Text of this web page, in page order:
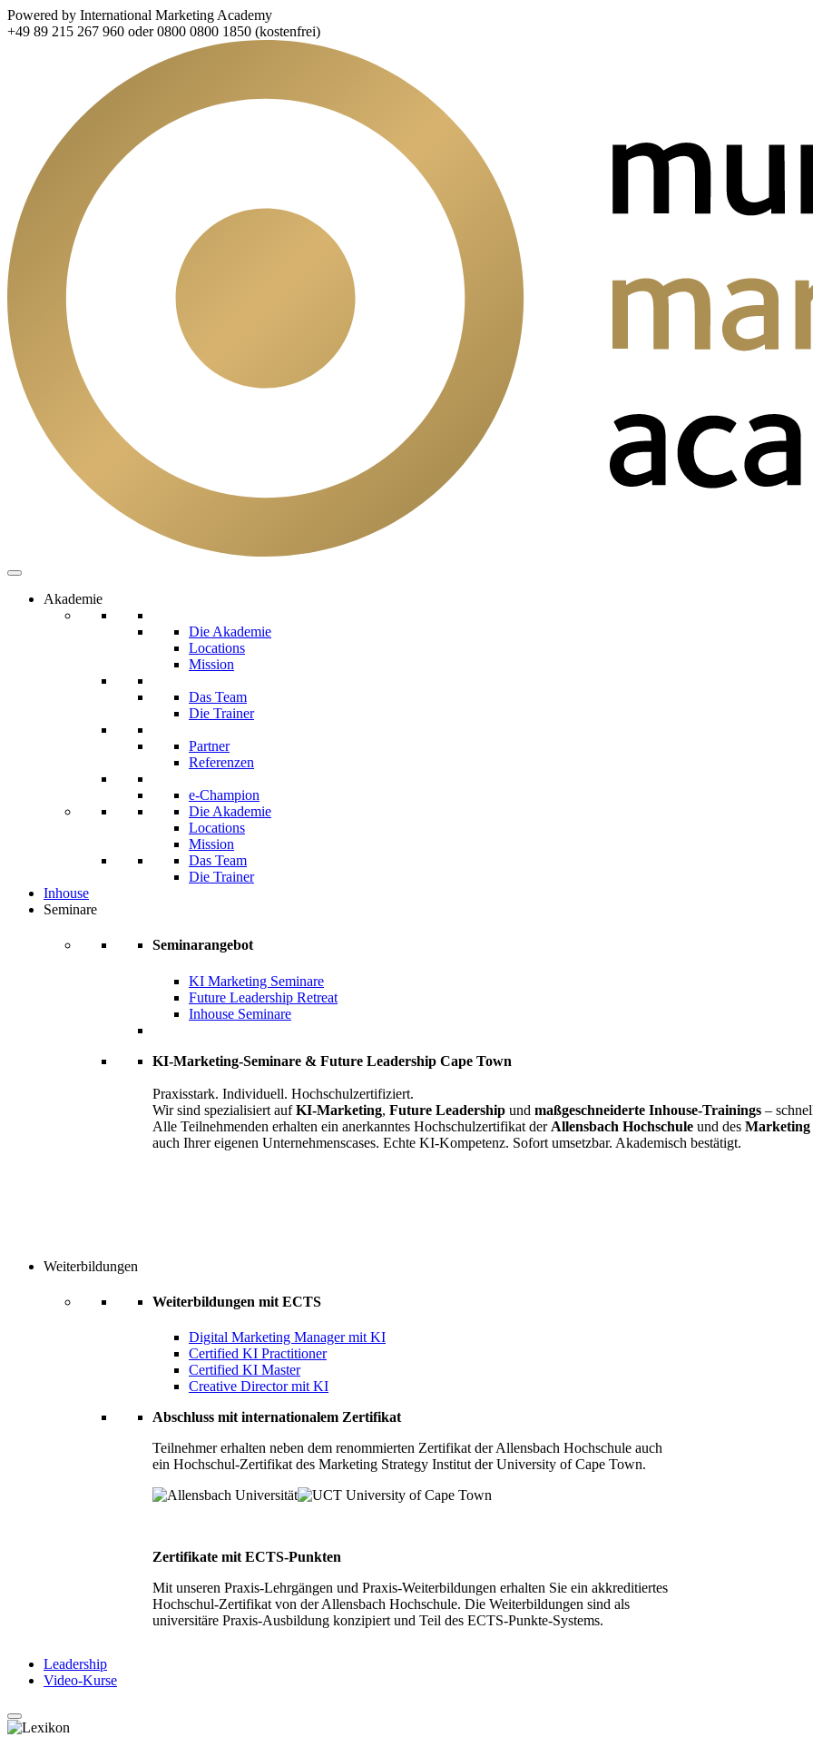
Powered by International Marketing Academy
+49 89 215 267 960 oder 0800 0800 1850 (kostenfrei)
Akademie
Die Akademie
Locations
Mission
Das Team
Die Trainer
Partner
Referenzen
e-Champion
Die Akademie
Locations
Mission
Das Team
Die Trainer
Inhouse
Seminare
Seminarangebot
KI Marketing Seminare
Future Leadership Retreat
Inhouse Seminare
KI-Marketing-Seminare & Future Leadership Cape Town
Praxisstark. Individuell. Hochschulzertifiziert.
Wir sind spezialisiert aufKI-Marketing, Future Leadership und maßgeschneiderte Inhouse-Trainings –
Alle Teilnehmenden erhalten ein anerkanntes Hochschulzertifikat der Allensbach Hochschule und des Marketing
auch Ihrer eigenen Unternehmenscases. Echte KI-Kompetenz. Sofort umsetzbar. Akademisch bestätigt.
Weiterbildungen
Weiterbildungen mit ECTS
Digital Marketing Manager mit KI
Certified KI Practitioner
Certified KI Master
Creative Director mit KI
Abschluss mit internationalem Zertifikat
Teilnehmer erhalten neben dem renommierten Zertifikat der Allensbach Hochschule auch
ein Hochschul-Zertifikat des Marketing Strategy Institut der University of Cape Town.
Zertifikate mit ECTS-Punkten
Mit unseren Praxis-Lehrgängen und Praxis-Weiterbildungen erhalten Sie ein akkreditiertes
Hochschul-Zertifikat von der Allensbach Hochschule. Die Weiterbildungen sind als
universitäre Praxis-Ausbildung konzipiert und Teil des ECTS-Punkte-Systems.
Leadership
Video-Kurse